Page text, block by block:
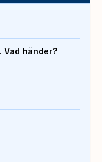
Vad händer?